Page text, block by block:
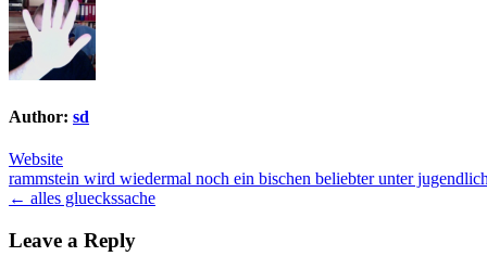
Author: sd
Website
Post
navigation
rammstein wird wiedermal noch ein bischen beliebter unter
← alles glueckssache
Leave a Reply